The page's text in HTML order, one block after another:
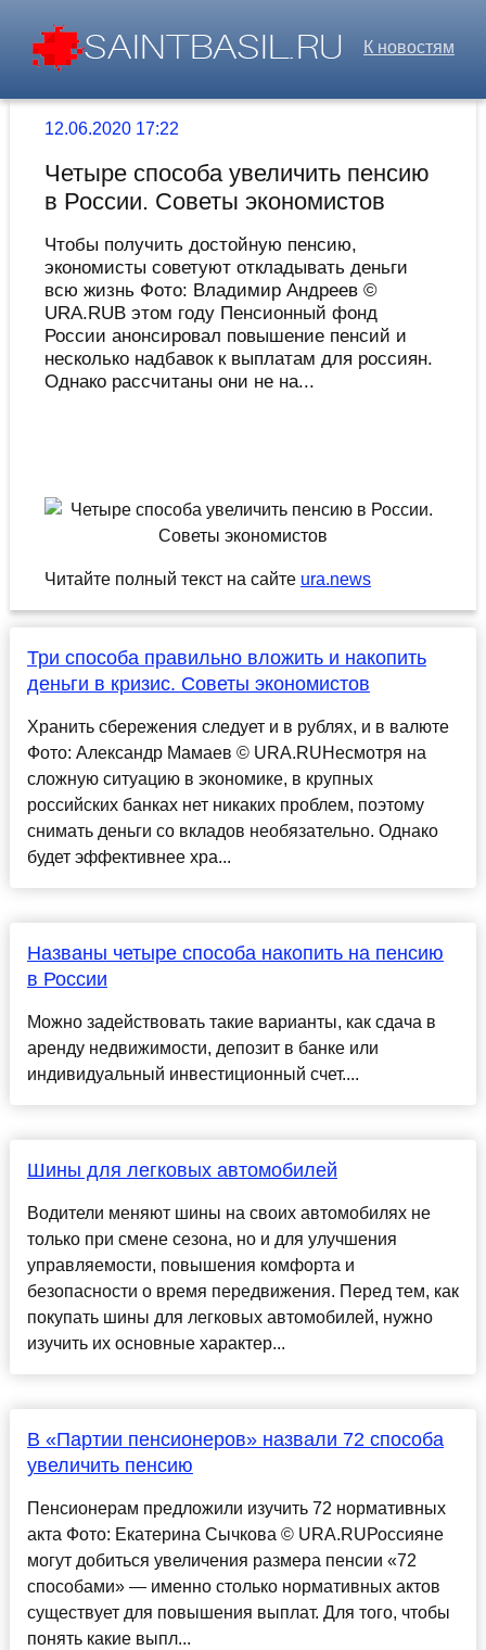
К новостям
12.06.2020 17:22
Четыре способа увеличить пенсию
в России. Советы экономистов
Чтобы получить достойную пенсию,
экономисты советуют откладывать деньги
всю жизнь Фото: Владимир Андреев ©
URA.RUВ этом году Пенсионный фонд
России анонсировал повышение пенсий и
несколько надбавок к выплатам для россиян.
Однако рассчитаны они не на...
Читайте полный текст на сайте ura.news
Три способа правильно вложить и накопить
деньги в кризис. Советы экономистов
Хранить сбережения следует и в рублях, и в валюте
Фото: Александр Мамаев © URA.RUНесмотря на
сложную ситуацию в экономике, в крупных
российских банках нет никаких проблем, поэтому
снимать деньги со вкладов необязательно. Однако
будет эффективнее хра...
Названы четыре способа накопить на пенсию
в России
Можно задействовать такие варианты, как сдача в
аренду недвижимости, депозит в банке или
индивидуальный инвестиционный счет....
Шины для легковых автомобилей
Водители меняют шины на своих автомобилях не
только при смене сезона, но и для улучшения
управляемости, повышения комфорта и
безопасности о время передвижения. Перед тем, как
покупать шины для легковых автомобилей, нужно
изучить их основные характер...
В «Партии пенсионеров» назвали 72 способа
увеличить пенсию
Пенсионерам предложили изучить 72 нормативных
акта Фото: Екатерина Сычкова © URA.RUРоссияне
могут добиться увеличения размера пенсии «72
способами» — именно столько нормативных актов
существует для повышения выплат. Для того, чтобы
понять какие выпл...